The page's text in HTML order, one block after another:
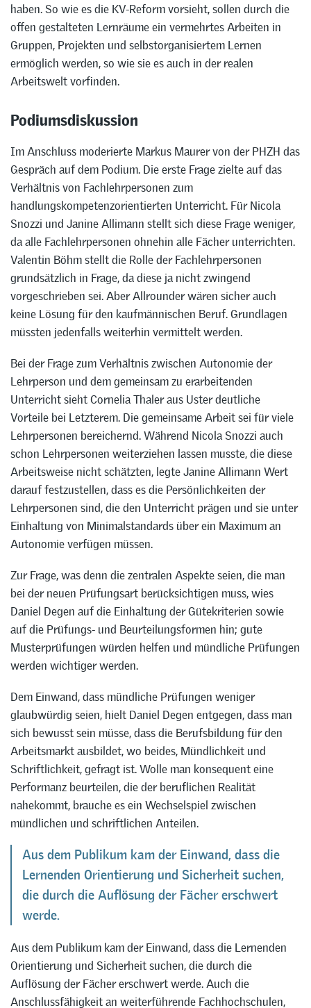
haben. So wie es die KV-Reform vorsieht, sollen durch die
offen gestalteten Lernräume ein vermehrtes Arbeiten in
Gruppen, Projekten und selbstorganisiertem Lernen
ermöglich werden, so wie sie es auch in der realen
Arbeitswelt vorfinden.
Podiumsdiskussion
Im Anschluss moderierte Markus Maurer von der PHZH das
Gespräch auf dem Podium. Die erste Frage zielte auf das
Verhältnis von Fachlehrpersonen zum
handlungskompetenzorientierten Unterricht. Für Nicola
Snozzi und Janine Allimann stellt sich diese Frage weniger,
da alle Fachlehrpersonen ohnehin alle Fächer unterrichten.
Valentin Böhm stellt die Rolle der Fachlehrpersonen
grundsätzlich in Frage, da diese ja nicht zwingend
vorgeschrieben sei. Aber Allrounder wären sicher auch
keine Lösung für den kaufmännischen Beruf. Grundlagen
müssten jedenfalls weiterhin vermittelt werden.
Bei der Frage zum Verhältnis zwischen Autonomie der
Lehrperson und dem gemeinsam zu erarbeitenden
Unterricht sieht Cornelia Thaler aus Uster deutliche
Vorteile bei Letzterem. Die gemeinsame Arbeit sei für viele
Lehrpersonen bereichernd. Während Nicola Snozzi auch
schon Lehrpersonen weiterziehen lassen musste, die diese
Arbeitsweise nicht schätzten, legte Janine Allimann Wert
darauf festzustellen, dass es die Persönlichkeiten der
Lehrpersonen sind, die den Unterricht prägen und sie unter
Einhaltung von Minimalstandards über ein Maximum an
Autonomie verfügen müssen.
Zur Frage, was denn die zentralen Aspekte seien, die man
bei der neuen Prüfungsart berücksichtigen muss, wies
Daniel Degen auf die Einhaltung der Gütekriterien sowie
auf die Prüfungs- und Beurteilungsformen hin; gute
Musterprüfungen würden helfen und mündliche Prüfungen
werden wichtiger werden.
Dem Einwand, dass mündliche Prüfungen weniger
glaubwürdig seien, hielt Daniel Degen entgegen, dass man
sich bewusst sein müsse, dass die Berufsbildung für den
Arbeitsmarkt ausbildet, wo beides, Mündlichkeit und
Schriftlichkeit, gefragt ist. Wolle man konsequent eine
Performanz beurteilen, die der beruflichen Realität
nahekommt, brauche es ein Wechselspiel zwischen
mündlichen und schriftlichen Anteilen.
Aus dem Publikum kam der Einwand, dass die
Lernenden Orientierung und Sicherheit suchen,
die durch die Auflösung der Fächer erschwert
werde.
Aus dem Publikum kam der Einwand, dass die Lernenden
Orientierung und Sicherheit suchen, die durch die
Auflösung der Fächer erschwert werde. Auch die
Anschlussfähigkeit an weiterführende Fachhochschulen,